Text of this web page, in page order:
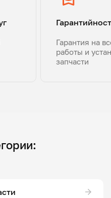
Гарантия на
работы и
запчасти